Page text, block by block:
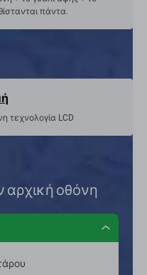
πάντα.
τεχνολογία LCD
αρχική οθόνη